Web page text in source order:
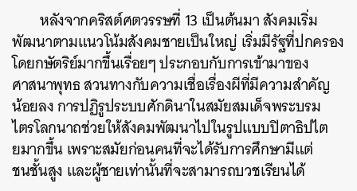
หลังจากคริสต์ศตวรรษที่ 13 เป็นต้นมา สังคมเริ่ม
พัฒนาตามแนวโน้มสังคมชายเป็นใหญ่ เริ่มมีรัฐที่ปกครอง
โดยกษัตริย์มากขึ้นเรื่อยๆ ประกอบกับการเข้ามาของ
ศาสนาพุทธ สวนทางกับความเชื่อเรื่องผีที่มีความสำคัญ
น้อยลง การปฏิรูประบบศักดินาในสมัยสมเด็จพระบรม
ไตรโลกนาถช่วยให้สังคมพัฒนาไปในรูปแบบปิตาธิปไต
ยมากขึ้น เพราะสมัยก่อนคนที่จะได้รับการศึกษามีแต่
ชนชั้นสูง และผู้ชายเท่านั้นที่จะสามารถบวชเรียนได้